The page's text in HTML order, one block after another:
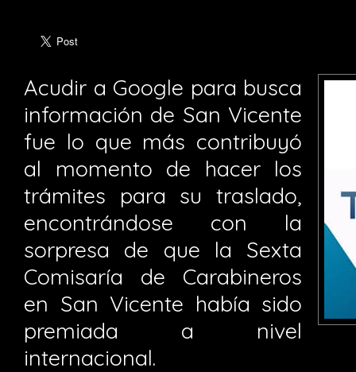
Acudir a Google para busca
información de San Vicente
fue lo que más contribuyó
al momento de hacer los
trámites para su traslado,
encontrándose con la
sorpresa de que la Sexta
Comisaría de Carabineros
en San Vicente había sido
premiada a nivel
internacional.